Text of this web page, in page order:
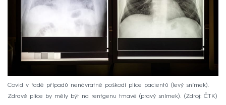
Covid v řadě případů nenávratně poškodí plíce pacientů (levý snímek).
Zdravé plíce by měly být na rentgenu tmavé (pravý snímek).
Zdroj: ČTK